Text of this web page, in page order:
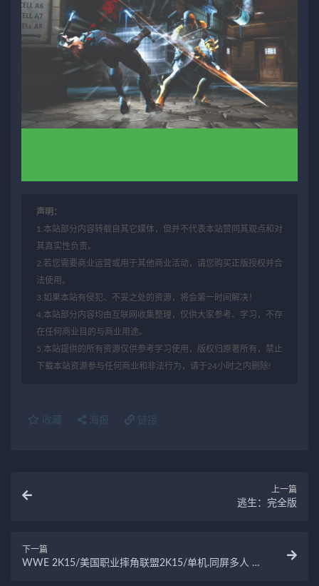
声明：
1.本站部分内容转载自其它媒体，但并不代表本站赞同其观点和对
其真实性负责。
2.若您需要商业运营或用于其他商业活动，请您购买正版授权并合
法使用。
3.如果本站有侵犯、不妥之处的资源，将会第一时间解决！
4.本站部分内容均由互联网收集整理，仅供大家参考、学习，不存
在任何商业目的与商业用途。
5.本站提供的所有资源仅供参考学习使用，版权归原著所有，禁止
下载本站资源参与任何商业和非法行为，请于24小时之内删除!
收藏 海报 链接
上一篇
逃生：完全版
下一篇
WWE 2K15/美国职业摔角联盟2K15/单机.同屏多人 集